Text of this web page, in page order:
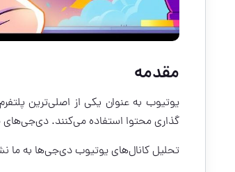
مقدمه
یوتیوب به عنوان یکی از اصلی‌ترین
گذاری محتوا استفاده می‌کنند. دی‌جی‌های
تحلیل کانال‌های یوتیوب دی‌جی‌ها به ما